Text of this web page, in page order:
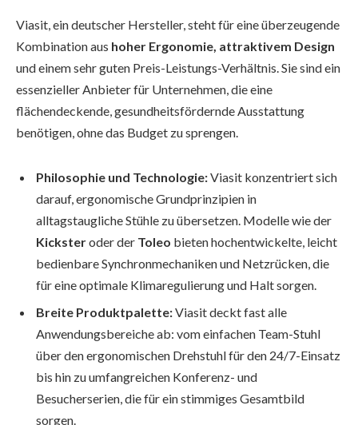
Viasit, ein deutscher Hersteller, steht für eine überzeugende
Kombination aus hoher Ergonomie, attraktivem Design
und einem sehr guten Preis-Leistungs-Verhältnis. Sie sind ein
essenzieller Anbieter für Unternehmen, die eine
flächendeckende, gesundheitsfördernde Ausstattung
benötigen, ohne das Budget zu sprengen.
Philosophie und Technologie:Viasit konzentriert sich
darauf, ergonomische Grundprinzipien in
alltagstaugliche Stühle zu übersetzen. Modelle wie der
Kicksteroder der Toleo bieten hochentwickelte, leicht
bedienbare Synchronmechaniken und Netzrücken, die
für eine optimale Klimaregulierung und Halt sorgen.
Breite Produktpalette:Viasit deckt fast alle
Anwendungsbereiche ab: vom einfachen Team-Stuhl
über den ergonomischen Drehstuhl für den 24/7-Einsatz
bis hin zu umfangreichen Konferenz- und
Besucherserien, die für ein stimmiges Gesamtbild
sorgen.